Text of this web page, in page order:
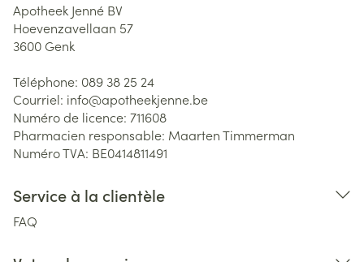
Apotheek Jenné BV
Hoevenzavellaan 57
3600 Genk
Téléphone: 089 38 25 24
Courriel: info@apotheekjenne.be
Numéro de licence: 711608
Pharmacien responsable: Maarten Timmerman
Numéro TVA: BE0414811491
Service à la clientèle
FAQ